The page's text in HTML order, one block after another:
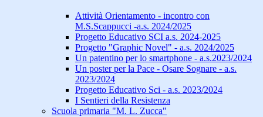
Attività Orientamento - incontro con
M.S.Scappucci -a.s. 2024/2025
Progetto Educativo SCI a.s. 2024-2025
Progetto "Graphic Novel" - a.s. 2024/2025
Un patentino per lo smartphone - a.s.2023/2024
Un poster per la Pace - Osare Sognare - a.s.
2023/2024
Progetto Educativo Sci - a.s. 2023/2024
I Sentieri della Resistenza
Scuola primaria "M. L. Zucca"